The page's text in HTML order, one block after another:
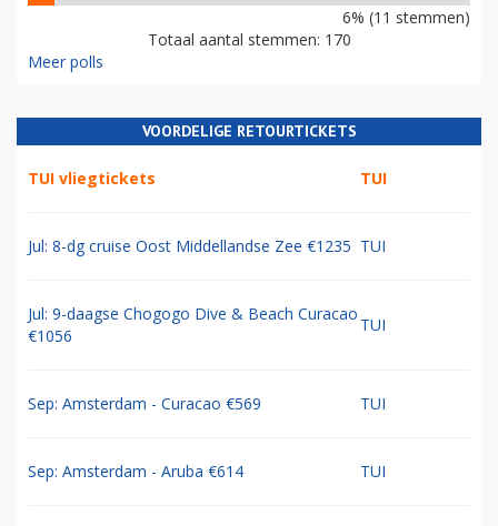
6% (11 stemmen)
Totaal aantal stemmen: 170
Meer polls
VOORDELIGE RETOURTICKETS
TUI vliegtickets TUI
Jul: 8-dg cruise Oost Middellandse Zee €1235 TUI
Jul: 9-daagse Chogogo Dive & Beach Curacao
€1056
TUI
Sep: Amsterdam - Curacao €569 TUI
Sep: Amsterdam - Aruba €614 TUI